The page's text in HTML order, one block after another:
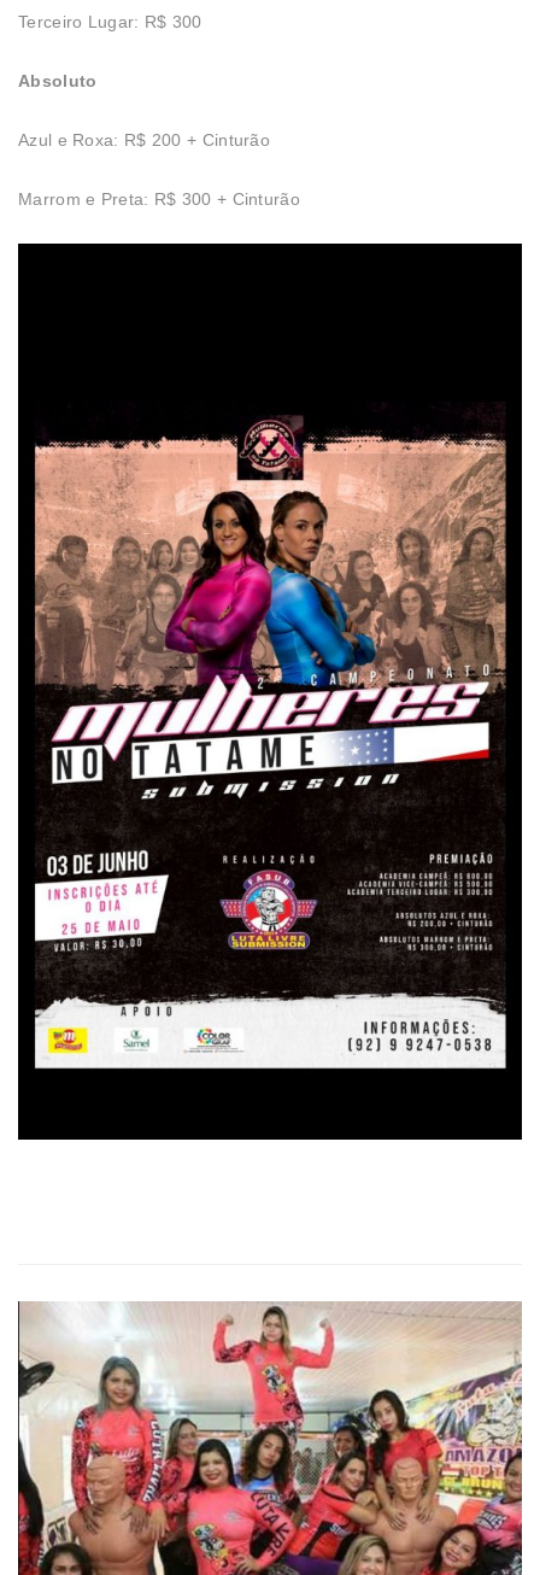
Terceiro Lugar: R$ 300
Absoluto
Azul e Roxa: R$ 200 + Cinturão
Marrom e Preta: R$ 300 + Cinturão